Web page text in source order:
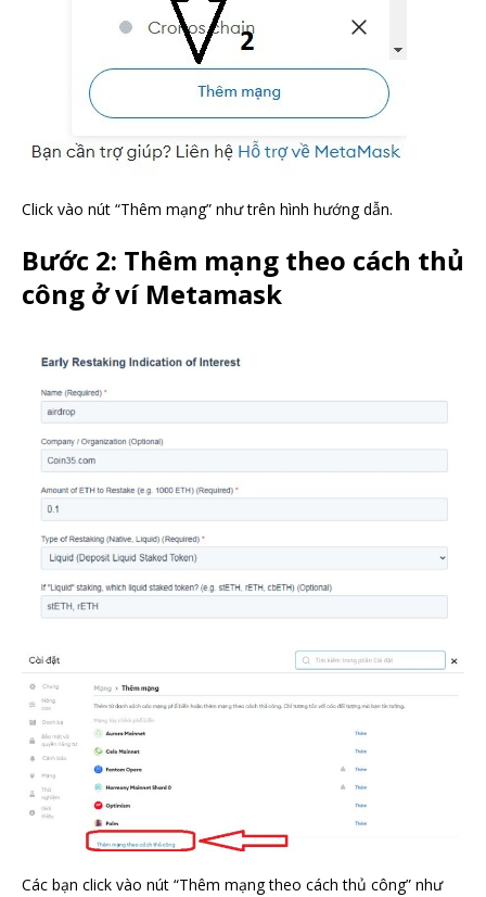
Click vào nút “Thêm mạng” như trên hình hướng dẫn.
Bước 2: Thêm mạng theo cách thủ
công ở ví Metamask
Các bạn click vào nút “Thêm mạng theo cách thủ công” như